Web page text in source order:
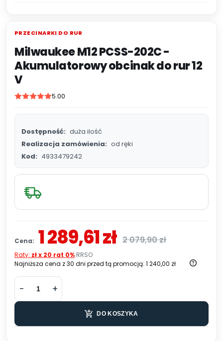
PRZECINARKI DO RUR
Milwaukee M12 PCSS-202C -
Akumulatorowy obcinak do rur 12
V
5.00
Dostępność: duża ilość
Realizacja zamówienia: od ręki
Kod: 4933479242
Cena: 1 289,61 zł 2 079,90 zł
Raty: zł x 20 rat 0% RRSO
Najniższa cena z 30 dni przed tą promocją: 1 240,00 zł
DO KOSZYKA